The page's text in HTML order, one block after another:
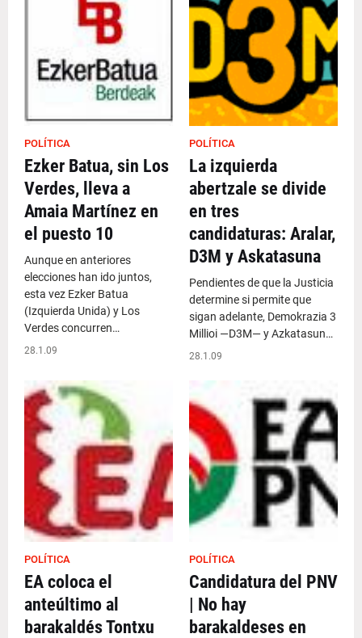
POLÍTICA
Ezker Batua, sin Los
Verdes, lleva a
Amaia Martínez en
el puesto 10
Aunque en anteriores
elecciones han ido juntos,
esta vez Ezker Batua
(Izquierda Unida) y Los
Verdes concurren…
28.1.09
POLÍTICA
La izquierda
abertzale se divide
en tres
candidaturas: Aralar,
D3M y Askatasuna
Pendientes de que la Justicia
determine si permite que
sigan adelante, Demokrazia 3
Millioi —D3M— y Azkatasun…
28.1.09
POLÍTICA
EA coloca el
anteúltimo al
barakaldés Tontxu
POLÍTICA
Candidatura del PNV
| No hay
barakaldeses en